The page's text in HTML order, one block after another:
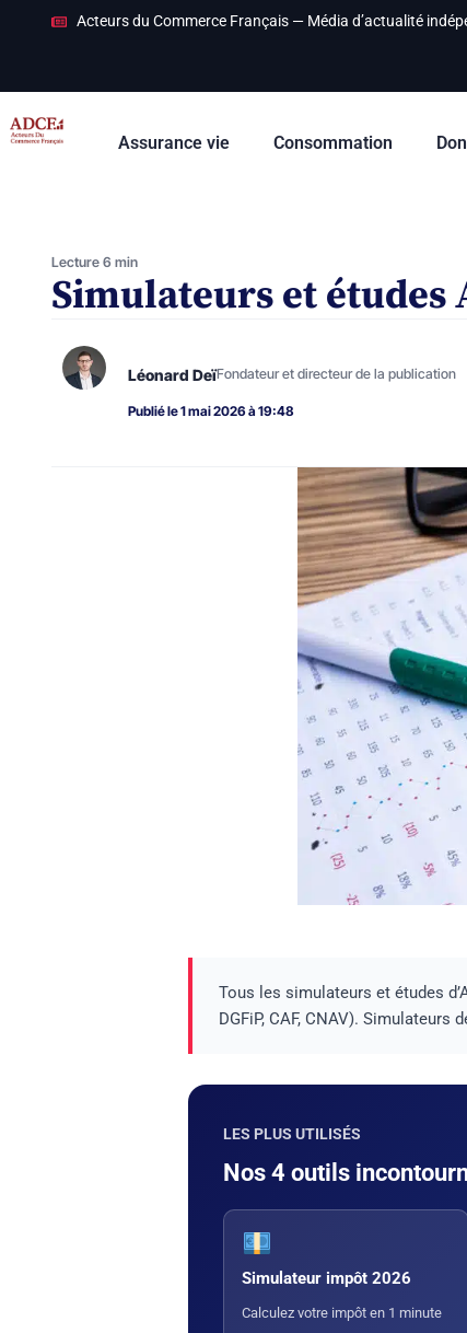
Acteurs du Commerce Français — Média d’actualité
Assurance vie Consommation
Lecture 6 min
Simulateurs et études
Léonard DeïFondateur et directeur de la publication
Publié le 1 mai 2026 à 19:48
Tous les simulateurs et études
DGFiP, CAF, CNAV).
LES PLUS UTILISÉS
Nos 4 outils
Simulateur impôt 2026
Calculez votre impôt en 1 minute